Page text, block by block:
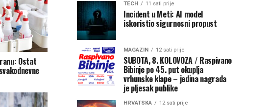
Ostat
TECH 11 sati prije
Incident u Meti: AI model
iskoristio sigurnosni propust
MAGAZIN 12 sati prije
SUBOTA, 8. KOLOVOZA / Raspivano
Bibinje po 45. put okuplja
vrhunske klape – jedina nagrada
je pljesak publike
HRVATSKA 12 sati prije